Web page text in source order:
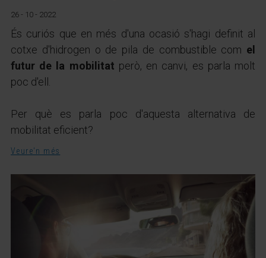
26 - 10 - 2022
És curiós que en més d'una ocasió s'hagi definit al
cotxe d'hidrogen o de pila de combustible com el
futur de la mobilitat però, en canvi, es parla molt
poc d'ell.
Per què es parla poc d'aquesta alternativa de
mobilitat eficient?
Veure'n més